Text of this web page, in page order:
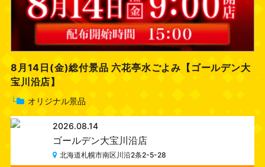
8月14日(金)総付景品 六花亭水ごよみ【ゴールデン大
宝川沿店】
└ オリジナル景品
2026.08.14
ゴールデン大宝川沿店
北海道札幌市南区川沿2条2-5-28